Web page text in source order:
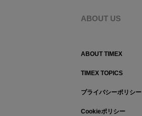
ABOUT US
ABOUT TIMEX
TIMEX TOPICS
プライバシーポリシー
Cookieポリシー